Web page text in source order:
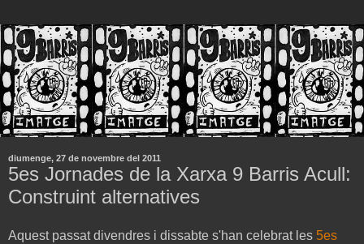
diumenge, 27 de novembre del 2011
5es Jornades de la Xarxa 9 Barris Acull:
Construint alternatives
Aquest passat divendres i dissabte s'han celebrat les 5es